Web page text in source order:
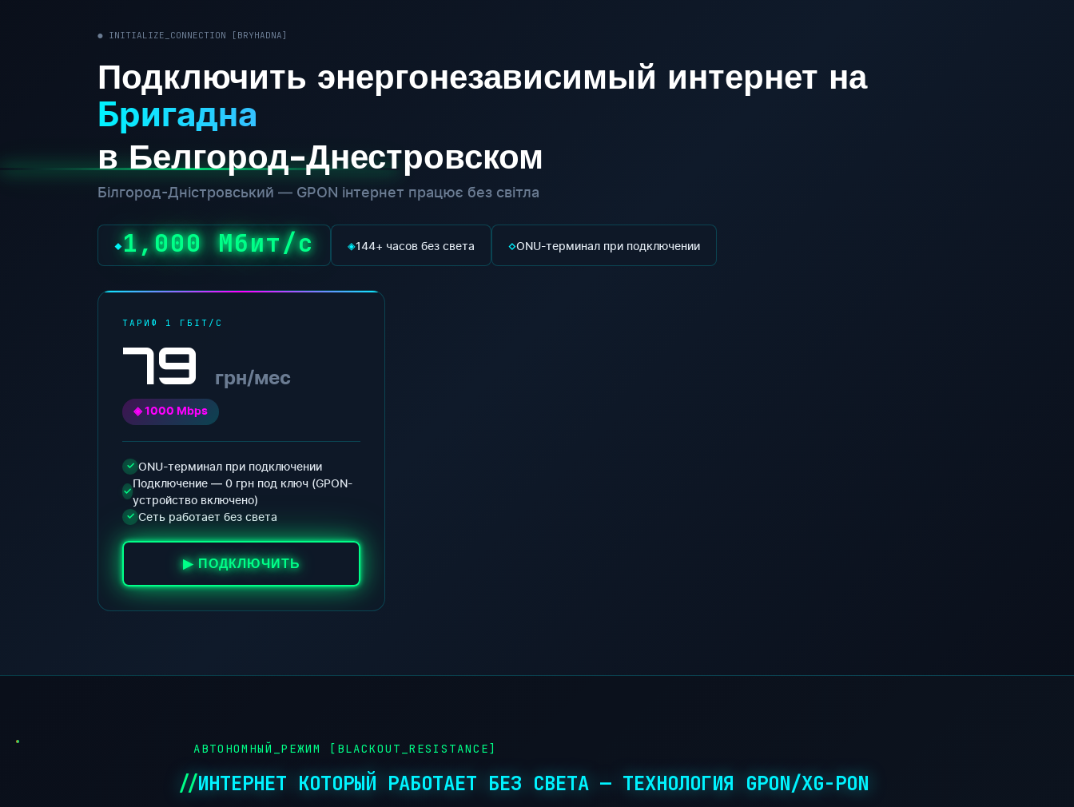
● INITIALIZE_CONNECTION [BRYHADNA]
Подключить энергонезависимый интернет на
Бригадна
в Белгород-Днестровском
Білгород-Дністровський — GPON інтернет працює без світла
◆1,000 Мбит/с ◈144+ часов без света ◇ONU-терминал при подключении
ТАРИФ 1 ГБІТ/С
79 грн/мес
◈ 1000 Mbps
✓ ONU-терминал при подключении
✓
Подключение — 0 грн под ключ (GPON-
устройство включено)
✓ Сеть работает без света
▶ ПОДКЛЮЧИТЬ
АВТОНОМНЫЙ_РЕЖИМ [BLACKOUT_RESISTANCE]
ИНТЕРНЕТ КОТОРЫЙ РАБОТАЕТ БЕЗ СВЕТА — ТЕХНОЛОГИЯ GPON/XG-PON